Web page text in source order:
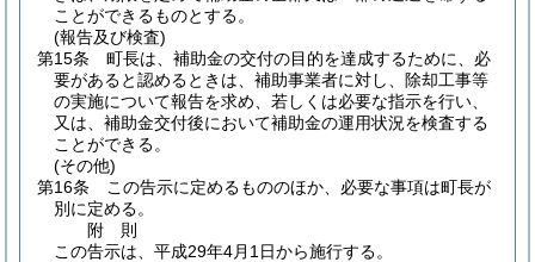
ことができるものとする。
(報告及び検査)
第15条
町長は、補助金の交付の目的を達成するために、必
要があると認めるときは、補助事業者に対し、除却工事等
の実施について報告を求め、若しくは必要な指示を行い、
又は、補助金交付後において補助金の運用状況を検査する
ことができる。
(その他)
第16条
この告示に定めるもののほか、必要な事項は町長が
別に定める。
附 則
この告示は、平成29年4月1日から施行する。